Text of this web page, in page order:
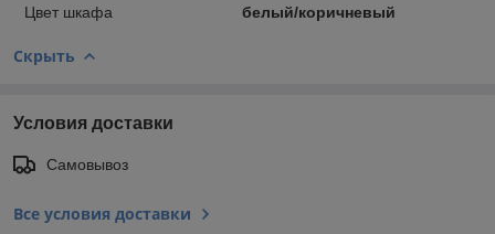
Цвет шкафа
белый/коричневый
Скрыть
Условия доставки
Самовывоз
Все условия доставки